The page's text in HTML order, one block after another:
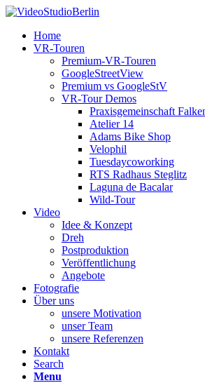
Home
VR-Touren
Premium-VR-Touren
GoogleStreetView
Premium vs GoogleStV
VR-Tour Demos
Praxisgemeinschaft
Atelier 14
Adams Bike Shop
Velophil
Tuesdaycoworking
RTS Radhaus Steglitz
Laguna de Bacalar
Wild-Tour
Video
Idee & Konzept
Dreh
Postproduktion
Veröffentlichung
Angebote
Fotografie
Über uns
unsere Motivation
unser Team
unsere Referenzen
Kontakt
Search
Menu